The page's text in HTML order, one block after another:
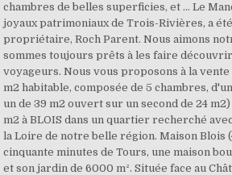
chambres de belles superficies, et … Le
joyaux patrimoniaux de Trois-Rivières, a
propriétaire, Roch Parent. Nous aimons
sommes toujours prêts à les faire
voyageurs. Nous vous proposons à la
m2 habitable, composée de 5 chambres,
un de 39 m2 ouvert sur un second de 24
m2 à BLOIS dans un quartier recherché
la Loire de notre belle région. Maison Blois
cinquante minutes de Tours, une maison
et son jardin de 6000 m². Située face au